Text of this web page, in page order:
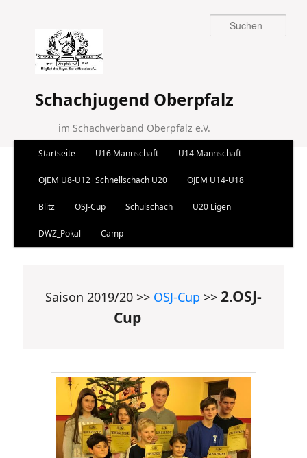
Schachjugend Oberpfalz
im Schachverband Oberpfalz e.V.
Suchen
Zum Inhalt wechseln
Zum sekundären Inhalt wechseln
Startseite U16 Mannschaft U14 Mannschaft
OJEM U8-U12+Schnellschach U20 OJEM U14-U18
Blitz OSJ-Cup Schulschach U20 Ligen
DWZ_Pokal Camp
Saison 2019/20 >> OSJ-Cup >> 2.OSJ-
Cup